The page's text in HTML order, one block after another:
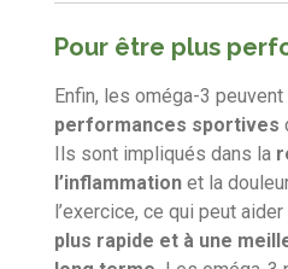
Pour être plus
Enfin, l es oméga-3 peuvent
performances sportives
Ils sont impliqués dans la
l’inflammationet la
l’exercice, ce qui peut aider
plus rapide et à une